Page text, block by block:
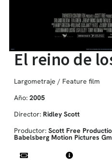
El reino de
Largometraje / Feature film
Año: 2005
Director: Ridley Scott
Productor: Scott Free
Babelsberg Motion Pictures